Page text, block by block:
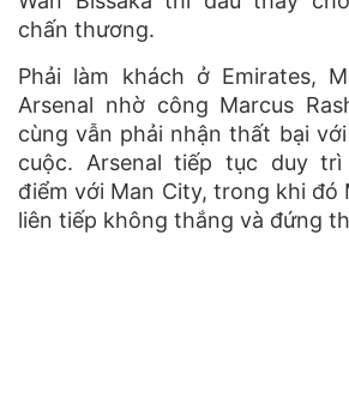
chấn thương.
Phải làm khách ở Emirates,
Arsenal nhờ công Marcus
cùng vẫn phải nhận thất bại
cuộc. Arsenal tiếp tục duy
điểm với Man City, trong khi đó
liên tiếp không thắng và đứng